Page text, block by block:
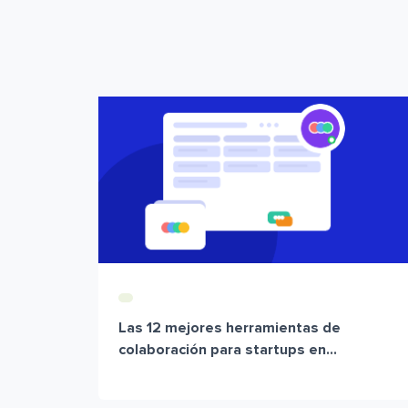
Las 12 mejores herramientas de
colaboración para startups en...